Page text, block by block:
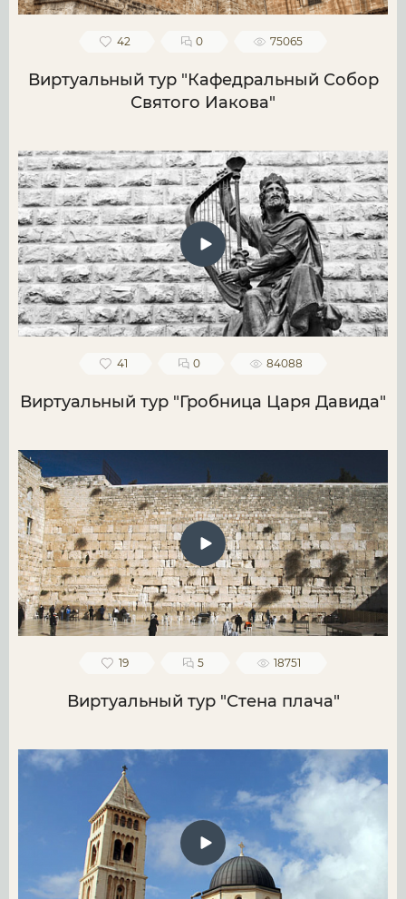
42 0 75065
Виртуальный тур "Кафедральный Собор
Святого Иакова"
41 0 84088
Виртуальный тур "Гробница Царя Давида"
19 5 18751
Виртуальный тур "Стена плача"